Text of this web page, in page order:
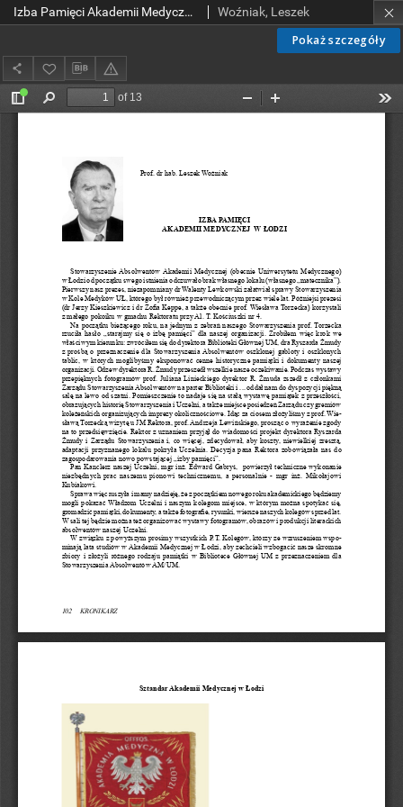
Pokaż szczegóły
Izba Pamięci Akademii Medycznej w Łodzi Woźniak, Leszek